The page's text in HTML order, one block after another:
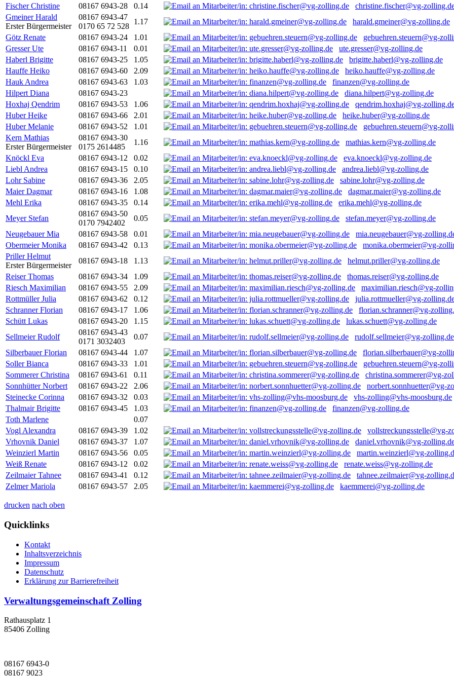
Fischer Christine
08167 6943-28 0.14
christine.fischer@vg-
Gmeiner Harald
Erster Bürgermeister
08167 6943-47
0170 65 72 528
1.17
harald.gmeiner@vg-zolling.de
Götz Renate
08167 6943-24 1.01
gebuehren.steuern@vg-
Gresser Ute
08167 6943-11 0.01
ute.gresser@vg-zolling.de
Haberl Brigitte
08167 6943-25 1.05
brigitte.haberl@vg-zolling.de
Hauffe Heiko
08167 6943-60 2.09
heiko.hauffe@vg-zolling.de
Hauk Andrea
08167 6943-63 1.03
finanzen@vg-zolling.de
Hilpert Diana
08167 6943-23
diana.hilpert@vg-zolling.de
Hoxhaj Qendrim
08167 6943-53 1.06
qendrim.hoxhaj@vg-
Huber Heike
08167 6943-66 2.01
heike.huber@vg-zolling.de
Huber Melanie
08167 6943-52 1.01
gebuehren.steuern@vg-
Kern Mathias
Erster Bürgermeister
08167 6943-30
0175 2614485
1.16
mathias.kern@vg-zolling.de
Knöckl Eva
08167 6943-12 0.02
eva.knoeckl@vg-zolling.de
Liebl Andrea
08167 6943-15 0.10
andrea.liebl@vg-zolling.de
Lohr Sabine
08167 6943-36 2.05
sabine.lohr@vg-zolling.de
Maier Dagmar
08167 6943-16 1.08
dagmar.maier@vg-zolling.de
Mehl Erika
08167 6943-35 0.14
erika.mehl@vg-zolling.de
Meyer Stefan
08167 6943-50
0170 7942402
0.05
stefan.meyer@vg-zolling.de
Neugebauer Mia
08167 6943-58 0.01
mia.neugebauer@vg-
Obermeier Monika
08167 6943-42 0.13
monika.obermeier@vg-
Priller Helmut
Erster Bürgermeister
08167 6943-18 1.13
helmut.priller@vg-zolling.de
Reiser Thomas
08167 6943-34 1.09
thomas.reiser@vg-zolling.de
Riesch Maximilian
08167 6943-55 2.09
maximilian.riesch@vg-
Rottmüller Julia
08167 6943-62 0.12
julia.rottmueller@vg-
Schranner Florian
08167 6943-17 1.06
florian.schranner@vg-
Schütt Lukas
08167 6943-20 1.15
lukas.schuett@vg-zolling.de
Sellmeier Rudolf
08167 6943-43
0171 3032403
0.07
rudolf.sellmeier@vg-zolling.de
Silberbauer Florian
08167 6943-44 1.07
florian.silberbauer@vg-
Soller Bianca
08167 6943-33 1.01
gebuehren.steuern@vg-
Sommerer Christina
08167 6943-61 0.11
christina.sommerer@vg-
Sonnhütter Norbert
08167 6943-22 2.06
norbert.sonnhuetter@vg-
Steinecke Corinna
08167 6943-32 0.03
vhs-zolling@vhs-moosburg.de
Thalmair Brigitte
08167 6943-45 1.03
finanzen@vg-zolling.de
Toth Marlene
0.07
Vogl Alexandra
08167 6943-39 1.02
vollstreckungsstelle@vg-
Vrhovnik Daniel
08167 6943-37 1.07
daniel.vrhovnik@vg-
Weinzierl Martin
08167 6943-56 0.05
martin.weinzierl@vg-
Weiß Renate
08167 6943-12 0.02
renate.weiss@vg-zolling.de
Zeilmaier Tahnee
08167 6943-41 0.12
tahnee.zeilmaier@vg-
Zelmer Mariola
08167 6943-57 2.05 kaemmerei@vg-zolling.de
drucken nach oben
Quicklinks
Kontakt
Inhaltsverzeichnis
Impressum
Datenschutz
Erklärung zur Barrierefreiheit
Verwaltungsgemeinschaft Zolling
Rathausplatz 1
85406 Zolling
08167 6943-0
08167 9023